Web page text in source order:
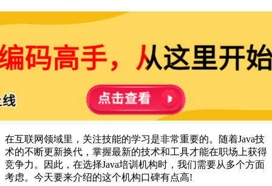
在互联网领域里，关注技能的学习是非常重要的。随着Java技
术的不断更新换代，掌握最新的技术和工具才能在职场上获得
竞争力。因此，在选择Java培训机构时，我们需要从多个方面
考虑。今天要来介绍的这个机构口碑有点高!